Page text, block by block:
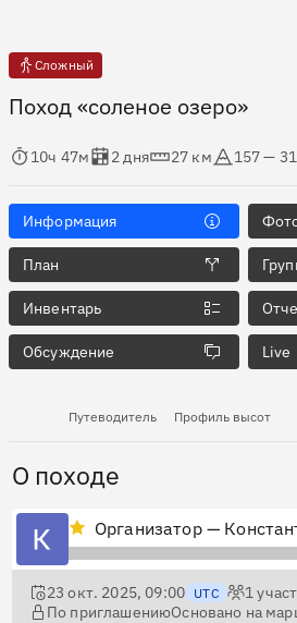
Сложный
Поход «соленое озеро»
в пути
10ч 47м
Оценка в днях
2 дня
Дистанция
27 км
Абсолютная высота
157 —
Информация
План
Инвентарь
Обсуждение Live
Путеводитель Профиль высот
О походе
Организатор —
23 окт. 2025, 09:00 UTC 1
По приглашениюОсновано на